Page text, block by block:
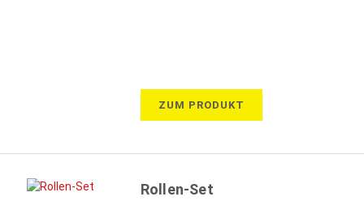
ZUM PRODUKT
Rollen-Set